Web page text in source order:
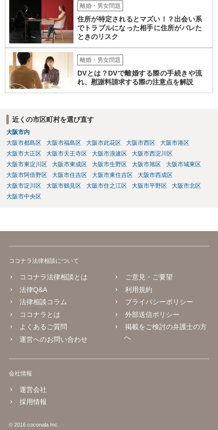
離婚・男女問題
住所が特定されるとマズい！？出会い系
でトラブルになった相手に住所がバレた
ときのリスク
離婚・男女問題
DVとは？DVで離婚する際の手続きや流
れ、慰謝料請求する際の注意点を解説
近くの市区町村を選び直す
大阪市内
大阪市都島区
大阪市福島区 大阪市此花区 大阪市西区
大阪市港区
大阪市大正区
大阪市天王寺区 大阪市浪速区
大阪市西淀川区
大阪市東淀川区
大阪市東成区 大阪市生野区 大阪市旭区
大阪市城東区
大阪市阿倍野区
大阪市住吉区 大阪市東住吉区
大阪市西成区
大阪市淀川区
大阪市鶴見区 大阪市住之江区 大阪市平野区
大阪市北区
大阪市中央区
ココナラ法律相談について
ココナラ法律相談とは
法律Q&A
法律相談コラム
ココナラとは
よくあるご質問
運営へのお問い合わせ
ご意見・ご要望
利用規約
プライバシーポリシー
外部送信ポリシー
掲載をご検討の弁護士の方
へ
会社情報
運営会社
採用情報
© 2016 coconala Inc.